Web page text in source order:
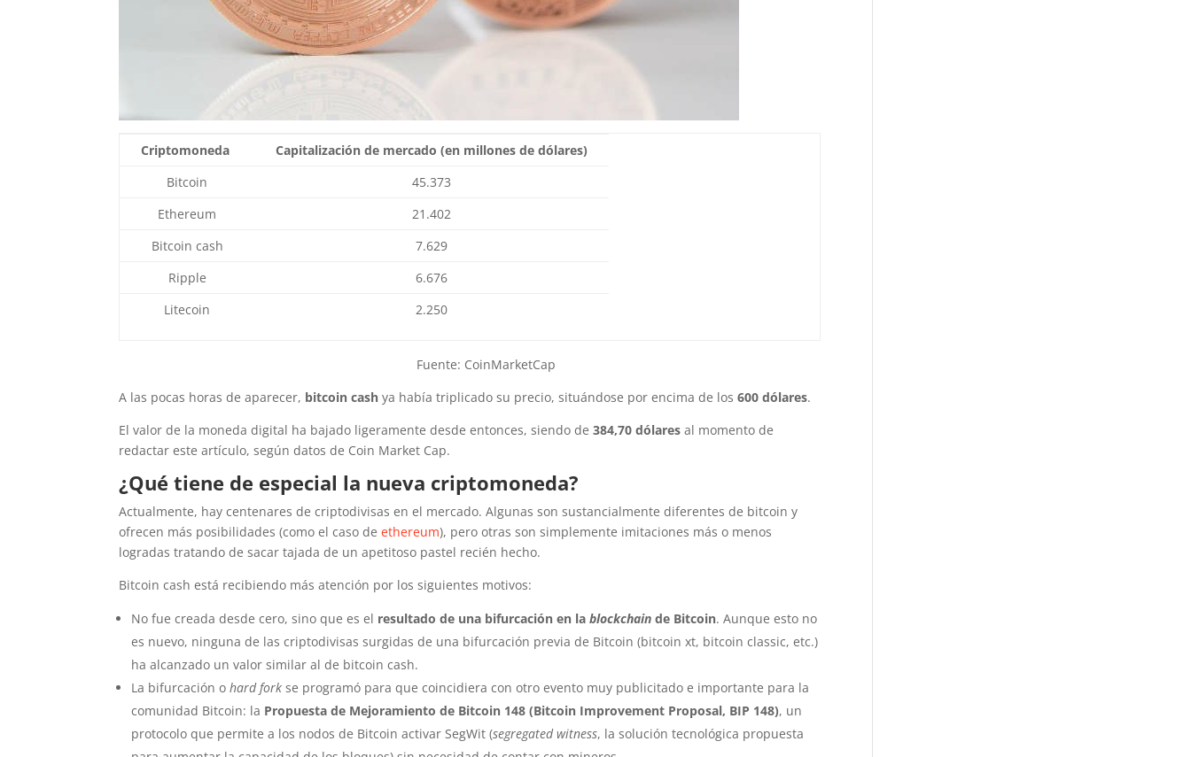
Criptomoneda
Capitalización de mercado (en millones de dólares)
Bitcoin
45.373
Ethereum
21.402
Bitcoin cash
7.629
Ripple
6.676
Litecoin
2.250
Fuente: CoinMarketCap
A las pocas horas de aparecer, bitcoin cash ya había triplicado su precio, situándose por encima de los600 dólares.
El valor de la moneda digital ha bajado ligeramente desde entonces, siendo de384,70 dólares al momento de
redactar este artículo, según datos de Coin Market Cap.
¿Qué tiene de especial la nueva criptomoneda?
Actualmente, hay centenares de criptodivisas en el mercado. Algunas son sustancialmente diferentes de bitcoin y
ofrecen más posibilidades (como el caso deethereum), pero otras son simplemente imitaciones más o menos
logradas tratando de sacar tajada de un apetitoso pastel recién hecho.
Bitcoin cash está recibiendo más atención por los siguientes motivos:
No fue creada desde cero, sino que es el resultado de una bifurcación en lablockchain de Bitcoin. Aunque esto no
es nuevo, ninguna de las criptodivisas surgidas de una bifurcación previa de Bitcoin (bitcoin xt, bitcoin classic, etc.)
ha alcanzado un valor similar al de bitcoin cash.
La bifurcación ohard forkse programó para que coincidiera con otro evento muy publicitado e importante para la
comunidad Bitcoin: la Propuesta de Mejoramiento de Bitcoin 148 (Bitcoin Improvement Proposal, BIP 148), un
protocolo que permite a los nodos de Bitcoin activar SegWit (segregated witness, la solución tecnológica propuesta